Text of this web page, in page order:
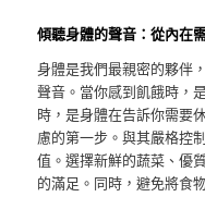
傾聽身體的聲音：從內在
身體是我們最親密的夥伴
聲音。當你感到飢餓時，
時，是身體在告訴你需要
慮的第一步。與其嚴格控
值。選擇新鮮的蔬菜、優
的滿足。同時，避免將食